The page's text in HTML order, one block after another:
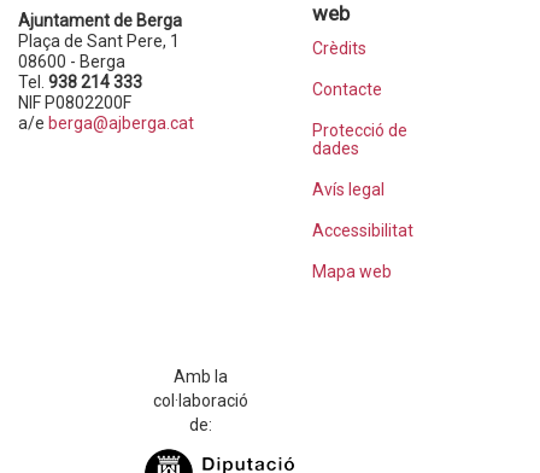
Ajuntament de Berga
Plaça de Sant Pere, 1
08600 - Berga
Tel. 938 214 333
NIF P0802200F
a/e berga@ajberga.cat
web
Crèdits
Contacte
Protecció de
dades
Avís legal
Accessibilitat
Mapa web
Amb la
col·laboració
de: